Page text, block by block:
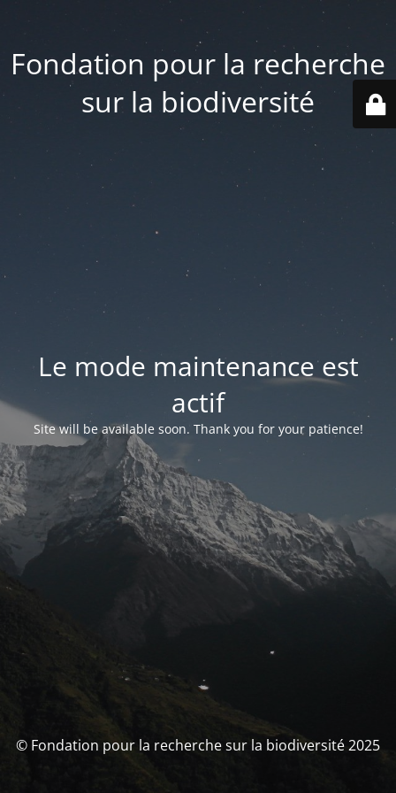
Fondation pour la recherche
sur la biodiversité
Le mode maintenance est
actif
Site will be available soon. Thank you for your patience!
© Fondation pour la recherche sur la biodiversité 2025